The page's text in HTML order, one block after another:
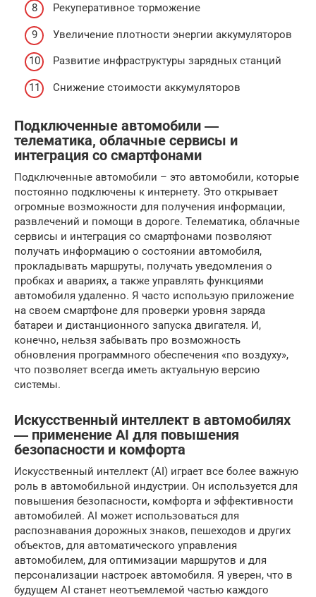
Рекуперативное торможение
Увеличение плотности энергии аккумуляторов
Развитие инфраструктуры зарядных станций
Снижение стоимости аккумуляторов
Подключенные автомобили ―
телематика, облачные сервисы и
интеграция со смартфонами
Подключенные автомобили – это автомобили, которые
постоянно подключены к интернету. Это открывает
огромные возможности для получения информации,
развлечений и помощи в дороге. Телематика, облачные
сервисы и интеграция со смартфонами позволяют
получать информацию о состоянии автомобиля,
прокладывать маршруты, получать уведомления о
пробках и авариях, а также управлять функциями
автомобиля удаленно. Я часто использую приложение
на своем смартфоне для проверки уровня заряда
батареи и дистанционного запуска двигателя. И,
конечно, нельзя забывать про возможность
обновления программного обеспечения «по воздуху»,
что позволяет всегда иметь актуальную версию
системы.
Искусственный интеллект в автомобилях
― применение AI для повышения
безопасности и комфорта
Искусственный интеллект (AI) играет все более важную
роль в автомобильной индустрии. Он используется для
повышения безопасности, комфорта и эффективности
автомобилей. AI может использоваться для
распознавания дорожных знаков, пешеходов и других
объектов, для автоматического управления
автомобилем, для оптимизации маршрутов и для
персонализации настроек автомобиля. Я уверен, что в
будущем AI станет неотъемлемой частью каждого